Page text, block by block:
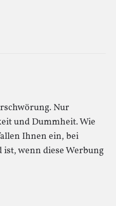
Nur
und Dummheit. Wie
Ihnen ein, bei
ist, wenn diese Werbung